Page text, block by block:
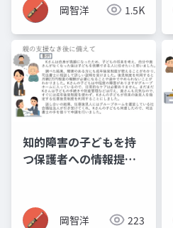
岡智洋 1.5K
知的障害の子どもを持
つ保護者への情報提供
事業
岡智洋 223